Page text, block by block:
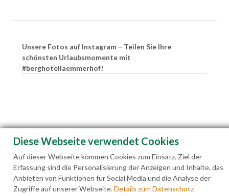
Unsere Fotos auf Instagram – Teilen Sie Ihre
schönsten Urlaubsmomente mit
#berghotellaemmerhof!
Diese Webseite verwendet Cookies
Auf dieser Webseite kommen Cookies zum Einsatz. Ziel der
Erfassung sind die Personalisierung der Anzeigen und Inhalte, das
Anbieten von Funktionen für Social Media und die Analyse der
Zugriffe auf unserer Webseite.Details zum Datenschutz